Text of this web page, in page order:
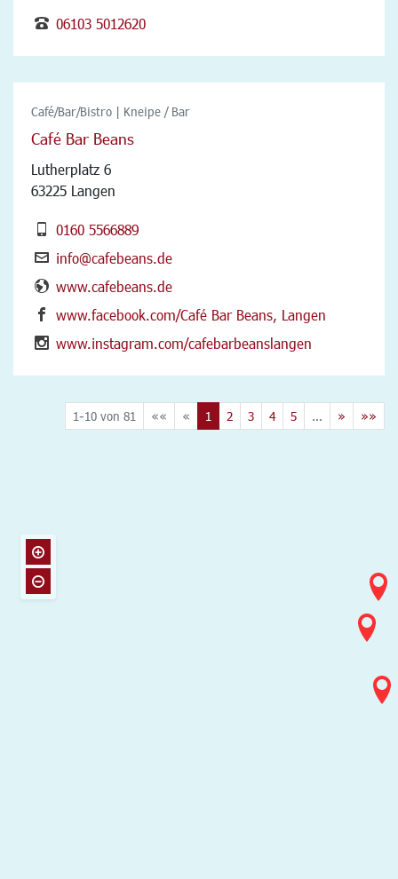
06103 5012620
Café/Bar/Bistro | Kneipe / Bar
Café Bar Beans
Lutherplatz 6
63225 Langen
0160 5566889
info@cafebeans.de
www.cafebeans.de
www.facebook.com/Café Bar Beans, Langen
www.instagram.com/cafebarbeanslangen
1-10 von 81 «« « 1 2 3 4 5 ... » »»